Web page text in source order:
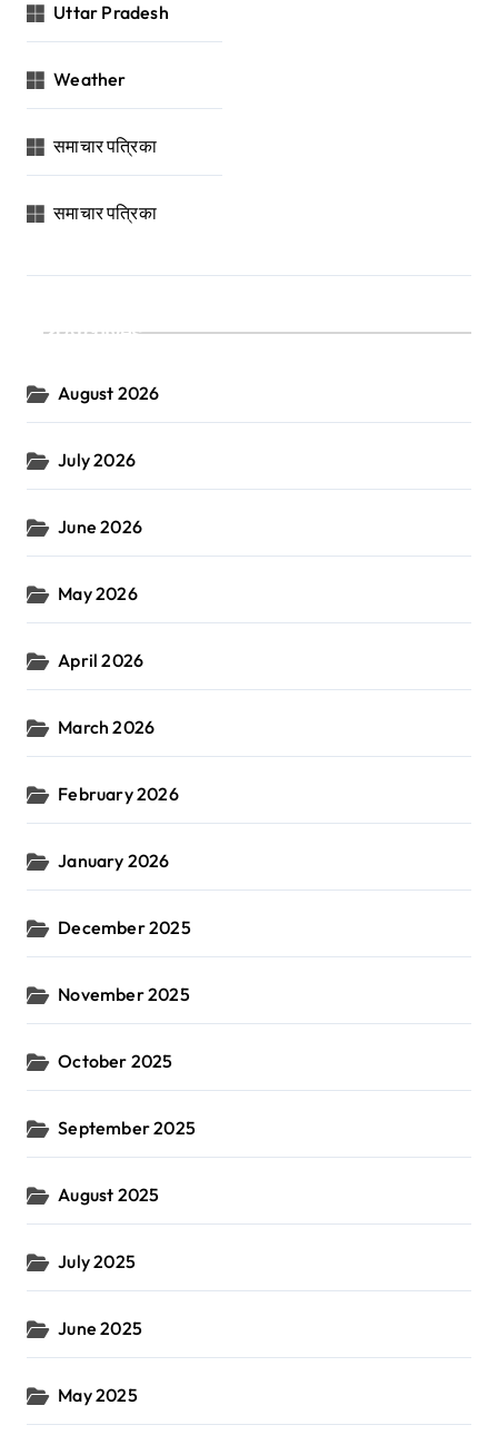
Uttar Pradesh
Weather
समाचार पत्रिका
समाचार पत्रिका
Archives
August 2026
July 2026
June 2026
May 2026
April 2026
March 2026
February 2026
January 2026
December 2025
November 2025
October 2025
September 2025
August 2025
July 2025
June 2025
May 2025